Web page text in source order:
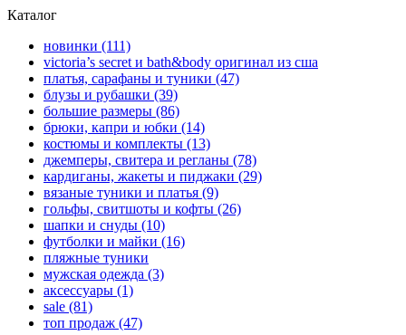
Каталог
новинки (111)
victoria’s secret и bath&body оригинал из сша
платья, сарафаны и туники (47)
блузы и рубашки (39)
большие размеры (86)
брюки, капри и юбки (14)
костюмы и комплекты (13)
джемперы, свитера и регланы (78)
кардиганы, жакеты и пиджаки (29)
вязаные туники и платья (9)
гольфы, свитшоты и кофты (26)
шапки и снуды (10)
футболки и майки (16)
пляжные туники
мужская одежда (3)
аксессуары (1)
sale (81)
топ продаж (47)